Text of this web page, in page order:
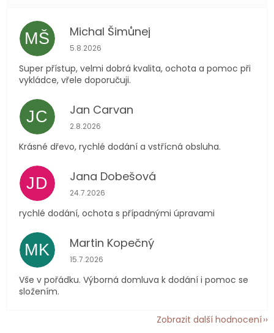
MŠ Michal Šimůnej
Hodnocení obchodu je 5 z 5 hvězdiček.
5.8.2026
Super přístup, velmi dobrá kvalita, ochota a pomoc při
vykládce, vřele doporučuji.
JC Jan Carvan
Hodnocení obchodu je 5 z 5 hvězdiček.
2.8.2026
Krásné dřevo, rychlé dodání a vstřícná obsluha.
JD Jana Dobešová
Hodnocení obchodu je 5 z 5 hvězdiček.
24.7.2026
rychlé dodání, ochota s případnými úpravami
MK Martin Kopečný
Hodnocení obchodu je 5 z 5 hvězdiček.
15.7.2026
Vše v pořádku. Výborná domluva k dodání i pomoc se
složením.
Zobrazit další hodnocení